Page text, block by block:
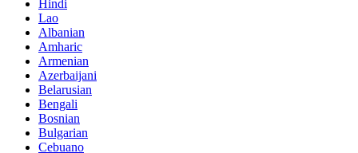
Hindi
Lao
Albanian
Amharic
Armenian
Azerbaijani
Belarusian
Bengali
Bosnian
Bulgarian
Cebuano